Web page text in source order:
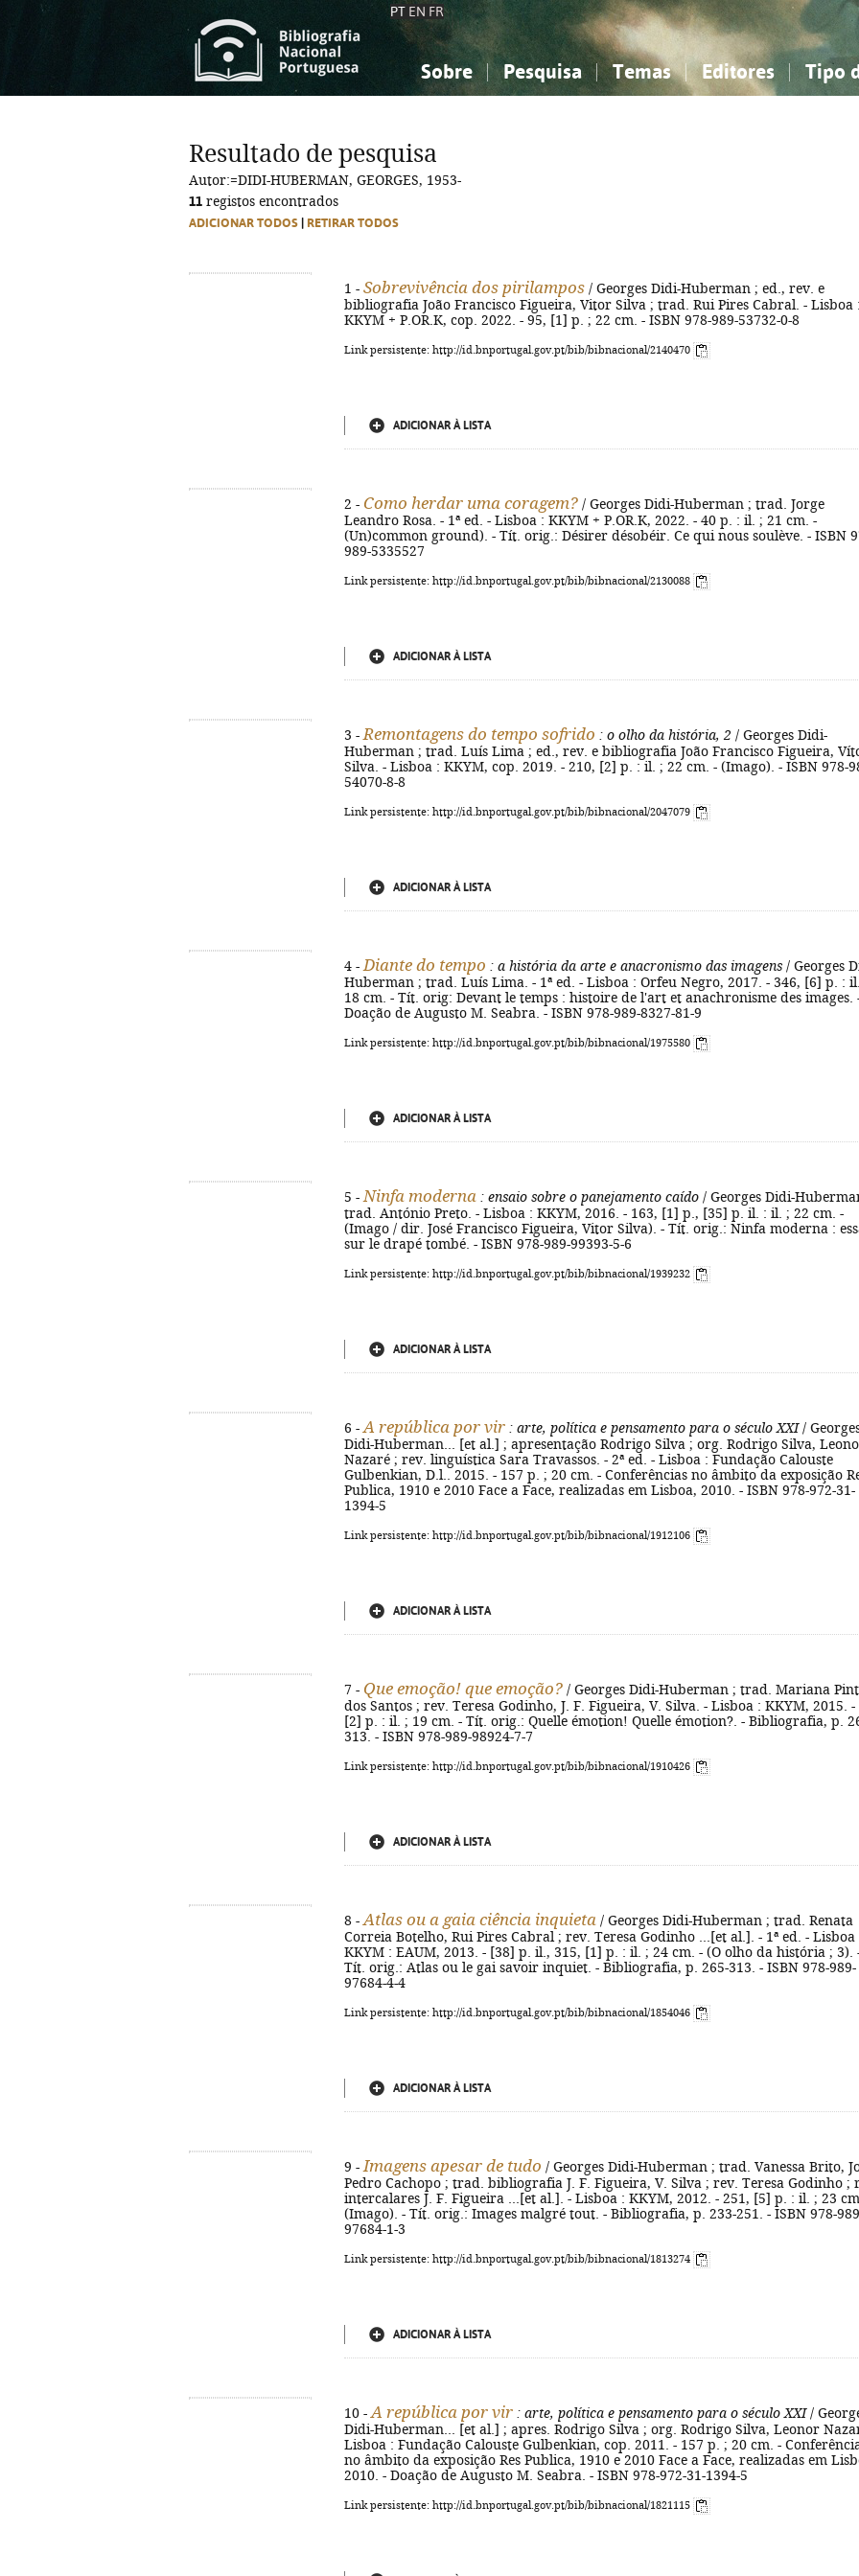
PT EN FR
Sobre Pesquisa Temas
Ciências sociais...
Editores Tipo
Ciências sociais...
Resultado de pesquisa
Autor:=DIDI-HUBERMAN, GEORGES, 1953-
11 registos encontrados
ADICIONAR TODOS RETIRAR TODOS
1 - Sobrevivência dos pirilampos / Georges Didi-Huberman ; ed., rev. e
bibliografia João Francisco Figueira, Vitor Silva ; trad. Rui Pires Cabral. - Lisboa :
KKYM + P.OR.K, cop. 2022. - 95, [1] p. ; 22 cm. - ISBN 978-989-53732-0-8
Link persistente: http://id.bnportugal.gov.pt/bib/bibnacional/2140470
ADICIONAR À LISTA
2 - Como herdar uma coragem? / Georges Didi-Huberman ; trad. Jorge
Leandro Rosa. - 1ª ed. - Lisboa : KKYM + P.OR.K, 2022. - 40 p. : il. ; 21 cm. -
(Un)common ground). - Tít. orig.: Désirer désobéir. Ce qui nous soulève. - ISBN
989-5335527
Link persistente: http://id.bnportugal.gov.pt/bib/bibnacional/2130088
ADICIONAR À LISTA
3 - Remontagens do tempo sofrido : o olho da história, 2 / Georges Didi-
Huberman ; trad. Luís Lima ; ed., rev. e bibliografia João Francisco Figueira,
Silva. - Lisboa : KKYM, cop. 2019. - 210, [2] p. : il. ; 22 cm. - (Imago). - ISBN 978-
54070-8-8
Link persistente: http://id.bnportugal.gov.pt/bib/bibnacional/2047079
ADICIONAR À LISTA
4 - Diante do tempo : a história da arte e anacronismo das imagens / Georges
Huberman ; trad. Luís Lima. - 1ª ed. - Lisboa : Orfeu Negro, 2017. - 346, [6] p. :
18 cm. - Tít. orig: Devant le temps : histoire de l'art et anachronisme des images.
Doação de Augusto M. Seabra. - ISBN 978-989-8327-81-9
Link persistente: http://id.bnportugal.gov.pt/bib/bibnacional/1975580
ADICIONAR À LISTA
5 - Ninfa moderna : ensaio sobre o panejamento caído / Georges Didi-
trad. António Preto. - Lisboa : KKYM, 2016. - 163, [1] p., [35] p. il. : il. ; 22 cm. -
(Imago / dir. José Francisco Figueira, Vitor Silva). - Tít. orig.: Ninfa moderna :
sur le drapé tombé. - ISBN 978-989-99393-5-6
Link persistente: http://id.bnportugal.gov.pt/bib/bibnacional/1939232
ADICIONAR À LISTA
6 - A república por vir : arte, política e pensamento para o século XXI/
Didi-Huberman... [et al.] ; apresentação Rodrigo Silva ; org. Rodrigo Silva,
Nazaré ; rev. linguística Sara Travassos. - 2ª ed. - Lisboa : Fundação Calouste
Gulbenkian, D.l.. 2015. - 157 p. ; 20 cm. - Conferências no âmbito da exposição
Publica, 1910 e 2010 Face a Face, realizadas em Lisboa, 2010. - ISBN 978-972-31-
1394-5
Link persistente: http://id.bnportugal.gov.pt/bib/bibnacional/1912106
ADICIONAR À LISTA
7 - Que emoção! que emoção? / Georges Didi-Huberman ; trad. Mariana
dos Santos ; rev. Teresa Godinho, J. F. Figueira, V. Silva. - Lisboa : KKYM, 2015. -
[2] p. : il. ; 19 cm. - Tít. orig.: Quelle émotion! Quelle émotion?. - Bibliografia, p.
313. - ISBN 978-989-98924-7-7
Link persistente: http://id.bnportugal.gov.pt/bib/bibnacional/1910426
ADICIONAR À LISTA
8 - Atlas ou a gaia ciência inquieta / Georges Didi-Huberman ; trad. Renata
Correia Botelho, Rui Pires Cabral ; rev. Teresa Godinho ...[et al.]. - 1ª ed. - Lisboa
KKYM : EAUM, 2013. - [38] p. il., 315, [1] p. : il. ; 24 cm. - (O olho da história ; 3).
Tít. orig.: Atlas ou le gai savoir inquiet. - Bibliografia, p. 265-313. - ISBN 978-989-
97684-4-4
Link persistente: http://id.bnportugal.gov.pt/bib/bibnacional/1854046
ADICIONAR À LISTA
9 - Imagens apesar de tudo / Georges Didi-Huberman ; trad. Vanessa Brito,
Pedro Cachopo ; trad. bibliografia J. F. Figueira, V. Silva ; rev. Teresa Godinho ;
intercalares J. F. Figueira ...[et al.]. - Lisboa : KKYM, 2012. - 251, [5] p. : il. ; 23
(Imago). - Tít. orig.: Images malgré tout. - Bibliografia, p. 233-251. - ISBN 978-
97684-1-3
Link persistente: http://id.bnportugal.gov.pt/bib/bibnacional/1813274
ADICIONAR À LISTA
10 - A república por vir : arte, política e pensamento para o século XXI/
Didi-Huberman... [et al.] ; apres. Rodrigo Silva ; org. Rodrigo Silva, Leonor
Lisboa : Fundação Calouste Gulbenkian, cop. 2011. - 157 p. ; 20 cm. -
no âmbito da exposição Res Publica, 1910 e 2010 Face a Face, realizadas em
2010. - Doação de Augusto M. Seabra. - ISBN 978-972-31-1394-5
Link persistente: http://id.bnportugal.gov.pt/bib/bibnacional/1821115